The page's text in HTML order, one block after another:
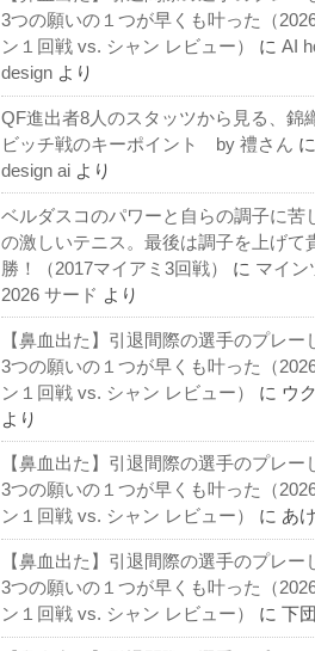
3つの願いの１つが早くも叶った（
ン１回戦 vs. シャン レビュー）
に AI
design より
QF進出者8人のスタッツから見る、錦
ビッチ戦のキーポイント by 禮さん に
design ai より
ベルダスコのパワーと自らの調子に苦
の激しいテニス。最後は調子を上げて
勝！（2017マイアミ3回戦）
に マイン
2026 サード より
【鼻血出た】引退間際の選手のプレー
3つの願いの１つが早くも叶った（
ン１回戦 vs. シャン レビュー）
に ウ
より
【鼻血出た】引退間際の選手のプレー
3つの願いの１つが早くも叶った（
ン１回戦 vs. シャン レビュー）
に あ
【鼻血出た】引退間際の選手のプレー
3つの願いの１つが早くも叶った（
ン１回戦 vs. シャン レビュー）
に 下団